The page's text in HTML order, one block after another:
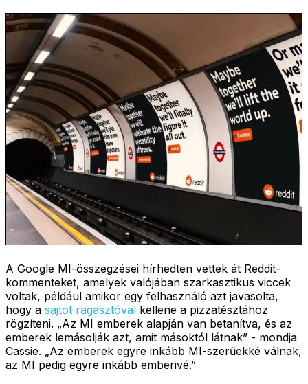
A Google MI-összegzései hírhedten vettek át Reddit-
kommenteket, amelyek valójában szarkasztikus viccek
voltak, például amikor egy felhasználó azt javasolta,
hogy a sajtot ragasztóval kellene a pizzatésztához
rögzíteni. „Az MI emberek alapján van betanítva, és az
emberek lemásolják azt, amit másoktól látnak” - mondja
Cassie. „Az emberek egyre inkább MI-szerűekké válnak,
az MI pedig egyre inkább emberivé.”